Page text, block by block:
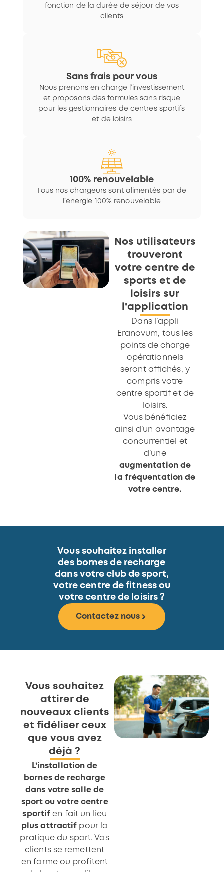
fonction de la durée de séjour de vos
clients
Sans frais pour vous
Nous prenons en charge l’investissement
et proposons des formules sans risque
pour les gestionnaires de centres sportifs
et de loisirs
100% renouvelable
Tous nos chargeurs sont alimentés par de
l’énergie 100% renouvelable
Nos utilisateurs
trouveront
votre centre de
sports et de
loisirs sur
l'application
Dans l’appli
Eranovum, tous les
points de charge
opérationnels
seront affichés, y
compris votre
centre sportif et de
loisirs.
Vous bénéficiez
ainsi d’un avantage
concurrentiel et
d’une
augmentation de
la fréquentation de
votre centre.
Vous souhaitez installer
des bornes de recharge
dans votre club de sport,
votre centre de fitness ou
votre centre de loisirs ?
Contactez nous
Vous souhaitez
attirer de
nouveaux clients
et fidéliser ceux
que vous avez
déjà ?
L’installation de
bornes de recharge
dans votre salle de
sport ou votre centre
sportif en fait un lieu
plus attractif pour la
pratique du sport. Vos
clients se remettent
en forme ou profitent